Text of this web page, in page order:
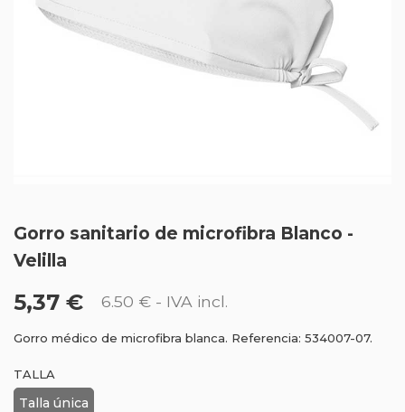
Gorro sanitario de microfibra Blanco -
Velilla
5,37 € 6.50 € - IVA incl.
Gorro médico de microfibra blanca. Referencia: 534007-07.
TALLA
Talla única